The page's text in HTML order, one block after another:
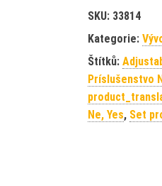
SKU: 33814
Kategorie:
Štítků:
Príslušenstvo
Ne, Yes, Set